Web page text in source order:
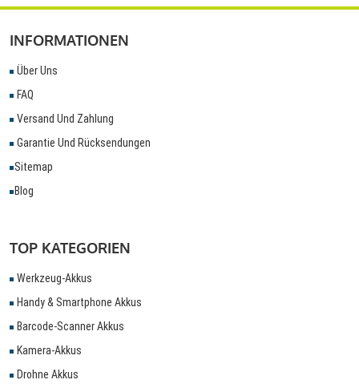
INFORMATIONEN
Über Uns
FAQ
Versand Und Zahlung
Garantie Und Rücksendungen
Sitemap
Blog
TOP KATEGORIEN
Werkzeug-Akkus
Handy & Smartphone Akkus
Barcode-Scanner Akkus
Kamera-Akkus
Drohne Akkus